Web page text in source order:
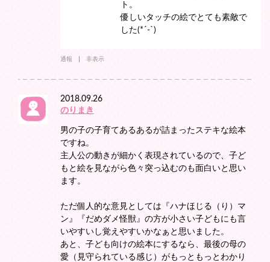
ト。
優しいタッチの絵でとても素敵で
した(*´-`)
通報 非表示
2018.09.26
のりまき
男の子の子育てあるあるが詰まったステキな絵本
ですね。
主人公の動きが細かく表現されているので、子ど
もと絵を見ながら色々突っ込むのも面白いと思い
ます。
ただ個人的な意見としては『ハナほじる（り）マ
ン』『だめダメ怪獣』の方が小さい子どもにも言
いやすいし覚えやすいかなぁと思いました。
あと、子ども向けの絵本にするなら、最後の母の
愛（見守られている感じ）がもっともっとわかり